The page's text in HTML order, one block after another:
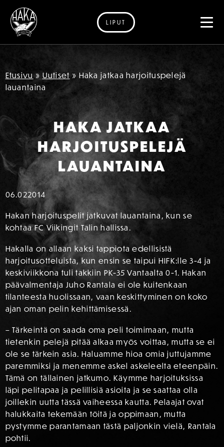
Siirry sisältöön
LIPUT
Etusivu » Uutiset » Haka jatkaa harjoituspelejä
lauantaina
HAKA JATKAA
HARJOITUSPELEJÄ
LAUANTAINA
06.022014
Hakan harjoituspelit jatkuvat lauantaina, kun se
kohtaa FC Viikingit Talin hallissa.
Hakalla on allaan kaksi tappiota edellisistä
harjoitusotteluista, kun ensin se taipui HIFK:lle 3-4 ja
keskiviikkona tuli takkiin PK-35 Vantaalta 0-1. Hakan
päävalmentaja Juho Rantala ei ole kuitenkaan
tilanteesta huolissaan, vaan keskittyminen on koko
ajan oman pelin kehittämisessä.
– Tärkeintä on saada oma peli toimimaan, mutta
tietenkin pelejä pitää alkaa myös voittaa, mutta se ei
ole se tärkein asia. Haluamme hioa omia juttujamme
paremmiksi ja menemme askel askeleelta eteenpäin.
Tämä on tällainen jatkumo. Käymme harjoituksissa
läpi pelitapaa ja pelillisiä asioita ja se saattaa olla
joillekin uutta tässä vaiheessa kautta. Pelaajat ovat
halukkaita tekemään töitä ja oppimaan, mutta
pystymme parantamaan tästä paljonkin vielä, Rantala
pohtii.